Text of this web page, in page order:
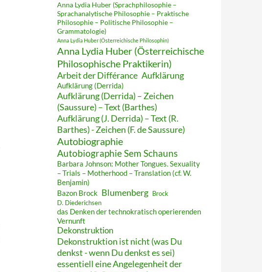
Anna Lydia Huber (Sprachphilosophie –
Sprachanalytische Philosophie – Praktische
Philosophie – Politische Philosophie –
Grammatologie)
Anna Lydia Huber (Österreichische Philosophin)
Anna Lydia Huber (Österreichische
Philosophische Praktikerin)
Arbeit der Différance Aufklärung
Aufklärung (Derrida)
Aufklärung (Derrida) – Zeichen
(Saussure) – Text (Barthes)
Aufklärung (J. Derrida) – Text (R.
Barthes) - Zeichen (F. de Saussure)
Autobiographie
Autobiographie Sem Schauns
Barbara Johnson: Mother Tongues. Sexuality
– Trials – Motherhood – Translation (cf. W.
Benjamin)
Bazon Brock Blumenberg Brock
D. Diederichsen
das Denken der technokratisch operierenden
Vernunft
Dekonstruktion
Dekonstruktion ist nicht (was Du
denkst - wenn Du denkst es sei)
essentiell eine Angelegenheit der